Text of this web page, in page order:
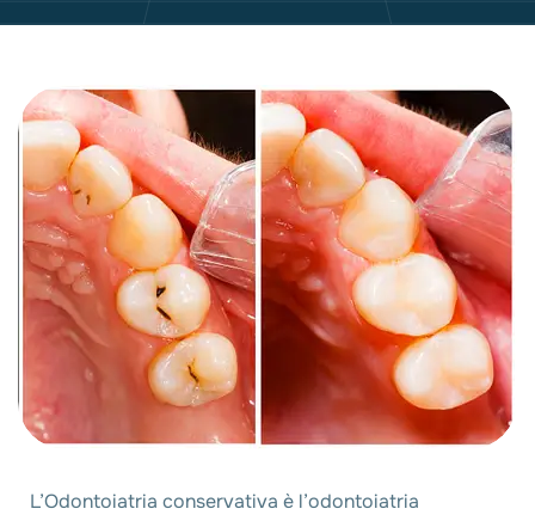
L’Odontoiatria conservativa è l’odontoiatria